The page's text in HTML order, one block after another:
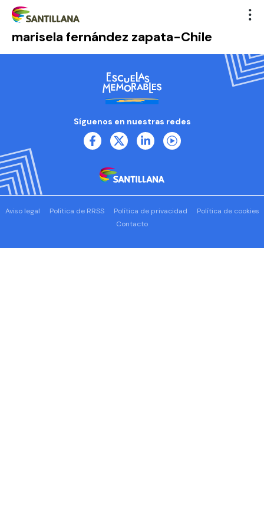
marisela fernández zapata-Chile
Síguenos en nuestras redes
Aviso legal Política de RRSS Política de privacidad
Política de cookies
Contacto